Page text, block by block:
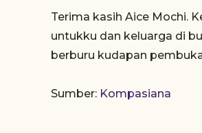
Terima kasih Aice Mochi.
untukku dan keluarga di
berburu kudapan
Sumber: Kompasiana